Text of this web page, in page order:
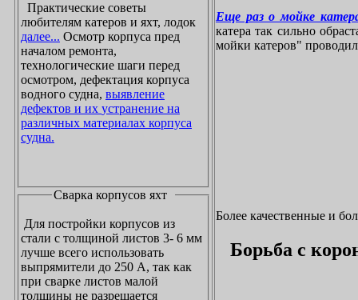
Практические советы
любителям катеров и яхт, лодок
далее... Осмотр корпуса пред
началом ремонта,
технологические шаги перед
осмотром, дефектация корпуса
водного судна, выявление
дефектов и их устранение на
различных материалах корпуса
судна.
Сварка корпусов яхт
Для постройки корпусов из
стали с толщиной листов 3- 6 мм
лучше всего использовать
выпрямители до 250 А, так как
при сварке листов малой
толщины не разрешается
Еще раз о мойке
катера так сильно
мойки катеров"
Более качественные и
Борьба с